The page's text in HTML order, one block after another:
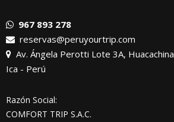
967 893 278
reservas@peruyourtrip.com
Av. Ángela Perotti Lote 3A, Huacachina
Ica - Perú
Razón Social:
COMFORT TRIP S.A.C.